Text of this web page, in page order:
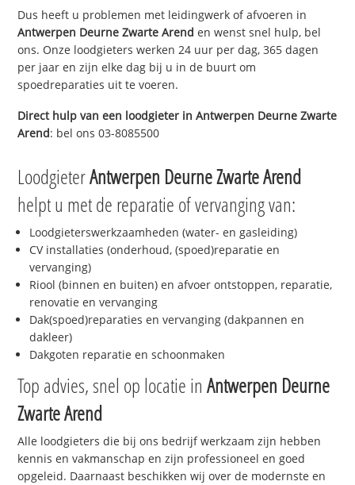
Dus heeft u problemen met leidingwerk of afvoeren in
Antwerpen Deurne Zwarte Arend en wenst snel hulp, bel
ons. Onze loodgieters werken 24 uur per dag, 365 dagen
per jaar en zijn elke dag bij u in de buurt om
spoedreparaties uit te voeren.
Direct hulp van een loodgieter inAntwerpen Deurne Zwarte
Arend: bel ons 03-8085500
LoodgieterAntwerpen Deurne Zwarte Arend
helpt u met de reparatie of vervanging van:
Loodgieterswerkzaamheden (water- en gasleiding)
CV installaties (onderhoud, (spoed)reparatie en
vervanging)
Riool (binnen en buiten) en afvoer ontstoppen, reparatie,
renovatie en vervanging
Dak(spoed)reparaties en vervanging (dakpannen en
dakleer)
Dakgoten reparatie en schoonmaken
Top advies, snel op locatie inAntwerpen Deurne
Zwarte Arend
Alle loodgieters die bij ons bedrijf werkzaam zijn hebben
kennis en vakmanschap en zijn professioneel en goed
opgeleid. Daarnaast beschikken wij over de modernste en